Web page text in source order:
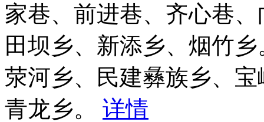
家巷、前进巷、齐心巷
田坝乡、新添乡、烟竹
荥河乡、民建彝族乡、
青龙乡。 详情